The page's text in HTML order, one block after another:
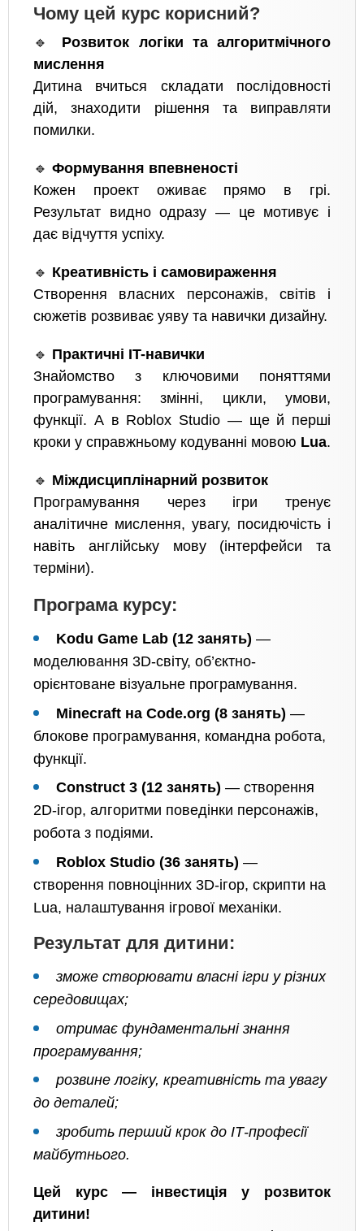
Чому цей курс корисний?
🔹 Розвиток логіки та алгоритмічного
мислення
Дитина вчиться складати послідовності
дій, знаходити рішення та виправляти
помилки.
🔹 Формування впевненості
Кожен проект оживає прямо в грі.
Результат видно одразу — це мотивує і
дає відчуття успіху.
🔹 Креативність і самовираження
Створення власних персонажів, світів і
сюжетів розвиває уяву та навички дизайну.
🔹 Практичні IT-навички
Знайомство з ключовими поняттями
програмування: змінні, цикли, умови,
функції. А в Roblox Studio — ще й перші
кроки у справжньому кодуванні мовою Lua.
🔹 Міждисциплінарний розвиток
Програмування через ігри тренує
аналітичне мислення, увагу, посидючість і
навіть англійську мову (інтерфейси та
терміни).
Програма курсу:
Kodu Game Lab (12 занять) —
моделювання 3D-світу, об’єктно-
орієнтоване візуальне програмування.
Minecraft на Code.org (8 занять) —
блокове програмування, командна робота,
функції.
Construct 3 (12 занять) — створення
2D-ігор, алгоритми поведінки персонажів,
робота з подіями.
Roblox Studio (36 занять) —
створення повноцінних 3D-ігор, скрипти на
Lua, налаштування ігрової механіки.
Результат для дитини:
зможе створювати власні ігри у різних
середовищах;
отримає фундаментальні знання
програмування;
розвине логіку, креативність та увагу
до деталей;
зробить перший крок до ІТ-професії
майбутнього.
Цей курс — інвестиція у розвиток
дитини!